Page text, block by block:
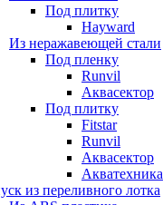
Под плитку
Hayward
Из неражавеющей стали
Под пленку
Runvil
Аквасектор
Под плитку
Fitstar
Runvil
Аквасектор
Акватехника
из переливного лотка